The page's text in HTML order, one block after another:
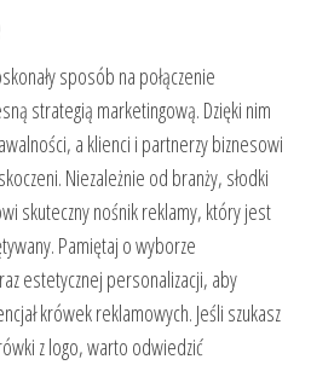
sposób na połączenie
strategią marketingową. Dzięki nim
a klienci i partnerzy biznesowi
Niezależnie od branży, słodki
skuteczny nośnik reklamy, który jest
Pamiętaj o wyborze
estetycznej personalizacji, aby
krówek reklamowych. Jeśli szukasz
z logo, warto odwiedzić